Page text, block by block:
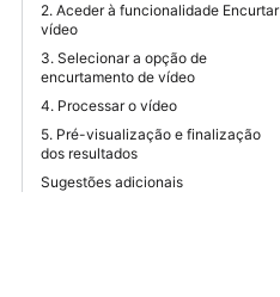
2. Aceder à funcionalidade Encurtar
vídeo
3. Selecionar a opção de
encurtamento de vídeo
4. Processar o vídeo
5. Pré-visualização e finalização
dos resultados
Sugestões adicionais